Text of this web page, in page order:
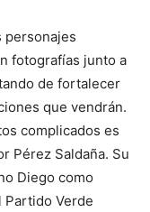
personajes
fotografías junto a
de fortalecer
que vendrán.
complicados es
Pérez Saldaña. Su
Diego como
Partido Verde